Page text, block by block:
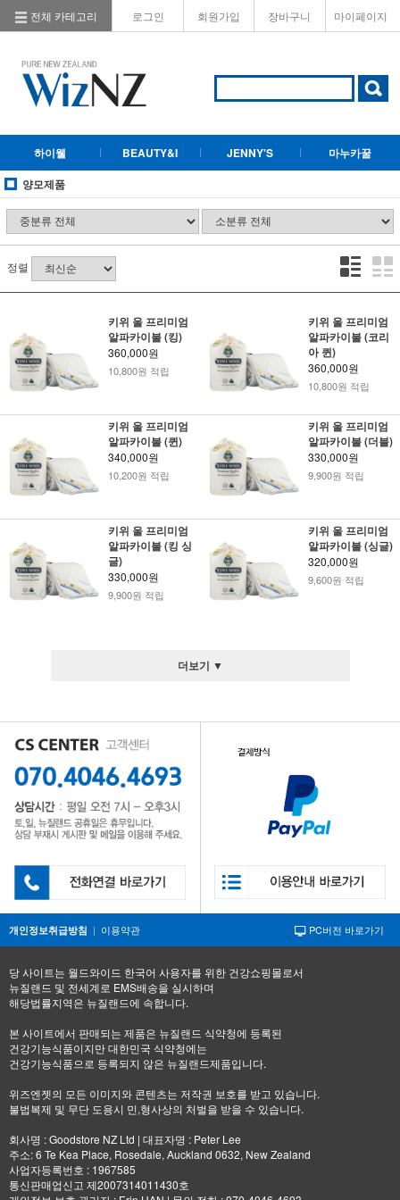
전체 카테고리 로그인 회원가입 장바구니 마이페이지
하이웰 BEAUTY&I JENNY'S
마누카꿀
양모제품
정렬
키위 울 프리미엄
알파카이불 (킹)
360,000원
10,800원 적립
키위 울 프리미엄
알파카이불 (코리
아 퀸)
360,000원
10,800원 적립
키위 울 프리미엄
알파카이불 (퀸)
340,000원
10,200원 적립
키위 울 프리미엄
알파카이불 (더블)
330,000원
9,900원 적립
키위 울 프리미엄
알파카이불 (킹 싱
글)
330,000원
9,900원 적립
키위 울 프리미엄
알파카이불 (싱글)
320,000원
9,600원 적립
더보기 ▼
개인정보취급방침 | 이용약관 PC버전 바로가기
당 사이트는 월드와이드 한국어 사용자를 위한 건강쇼핑몰로서
뉴질랜드 및 전세계로 EMS배송을 실시하며
해당법률지역은 뉴질랜드에 속합니다.
본 사이트에서 판매되는 제품은 뉴질랜드 식약청에 등록된
건강기능식품이지만 대한민국 식약청에는
건강기능식품으로 등록되지 않은 뉴질랜드제품입니다.
위즈엔젯의 모든 이미지와 콘텐츠는 저작권 보호를 받고 있습니다.
불법복제 및 무단 도용시 민,형사상의 처벌을 받을 수 있습니다.
회사명 : Goodstore NZ Ltd | 대표자명 : Peter Lee
주소: 6 Te Kea Place, Rosedale, Auckland 0632, New Zealand
사업자등록번호 : 1967585
통신판매업신고 제2007314011430호